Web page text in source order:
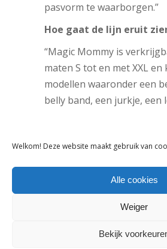
Welkom! Deze website maakt gebruik van
Alle cookies
Weiger
Bekijk
pasvorm te waarborgen.”
Hoe gaat de lijn eruit
“Magic Mommy is
maten S tot en met XXL en
modellen waaronder een
belly band, een jurkje, een
verkoopprijzen tussen de
39,99 euro.”
Waar is Magic Mommy
“Er zijn al diverse
Inno, Hudson’s Bay en